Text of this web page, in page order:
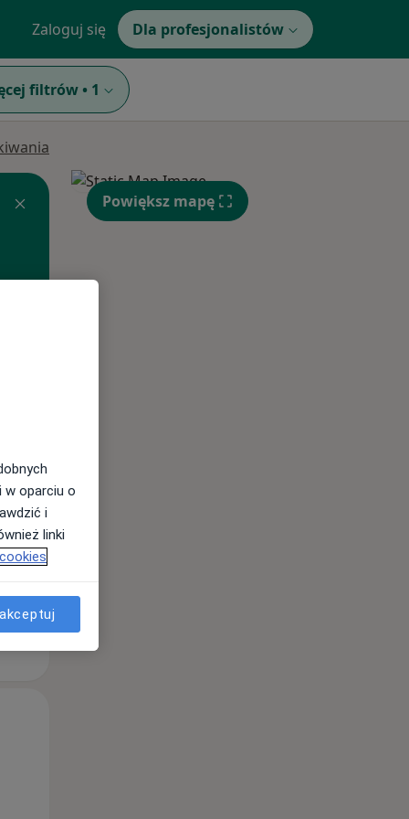
Zaloguj się Dla profesjonalistów
filtrów • 1
Powiększ mapę
w oparciu o
i
linki